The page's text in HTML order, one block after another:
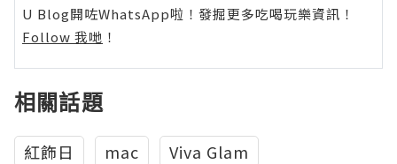
U Blog開咗WhatsApp啦！發掘更多吃喝玩樂資訊！
Follow 我哋 ！
相關話題
紅飾日 mac
Viva Glam